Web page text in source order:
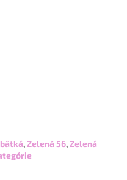
,Zelená 56,Zelená